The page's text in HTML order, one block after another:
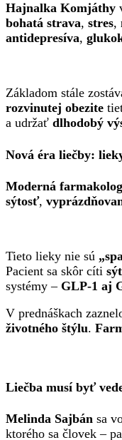
Hajnalka Komjáthy
bohatá strava, stres,
antidepresíva,
Základom stále
rozvinutej obezite
a udržať dlhodobý
Nová éra liečby:
Moderná
sýtosť,
Tieto lieky nie sú
Pacient sa skôr cíti
systémy – GLP-1 aj
V prednáškach
životného štýlu.
Liečba musí byť
Melinda Sajbán sa
ktorého sa človek –